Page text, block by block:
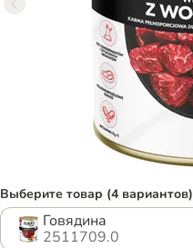
Выберите товар (4 вариантов)
Говядина
2511709.0